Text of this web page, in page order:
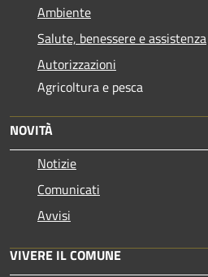
Ambiente
Salute, benessere e assistenza
Autorizzazioni
Agricoltura e pesca
NOVITÀ
Notizie
Comunicati
Avvisi
VIVERE IL COMUNE